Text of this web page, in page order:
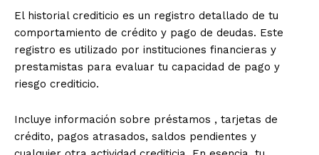
El historial crediticio es un registro detallado de tu
comportamiento de crédito y pago de deudas. Este
registro es utilizado por instituciones financieras y
prestamistas para evaluar tu capacidad de pago y
riesgo crediticio.
Incluye información sobre préstamos , tarjetas de
crédito, pagos atrasados, saldos pendientes y